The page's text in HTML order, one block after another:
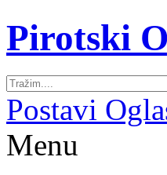
Pirotski
Postavi
Menu